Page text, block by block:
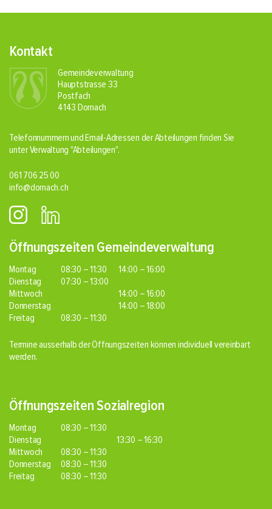
Fusszeile
Kontakt
Gemeindeverwaltung
Hauptstrasse 33
Postfach
4143 Dornach
Telefonnummern und Email-Adressen der Abteilungen finden Sie
unter Verwaltung "Abteilungen".
061 706 25 00
info@dornach.ch
Öffnungszeiten Gemeindeverwaltung
Montag 08:30 – 11:30
14:00 – 16:00
Dienstag
07:30 – 13:00
Mittwoch
14:00 – 16:00
Donnerstag
14:00 – 18:00
Freitag
08:30 – 11:30
Termine ausserhalb der Öffnungszeiten können individuell vereinbart
werden.
Öffnungszeiten Sozialregion
Montag
08:30 – 11:30
Dienstag
13:30 – 16:30
Mittwoch
08:30 – 11:30
Donnerstag
08:30 – 11:30
Freitag
08:30 – 11:30